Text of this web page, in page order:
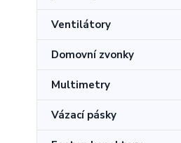
Ventilátory
Domovní zvonky
Multimetry
Vázací pásky